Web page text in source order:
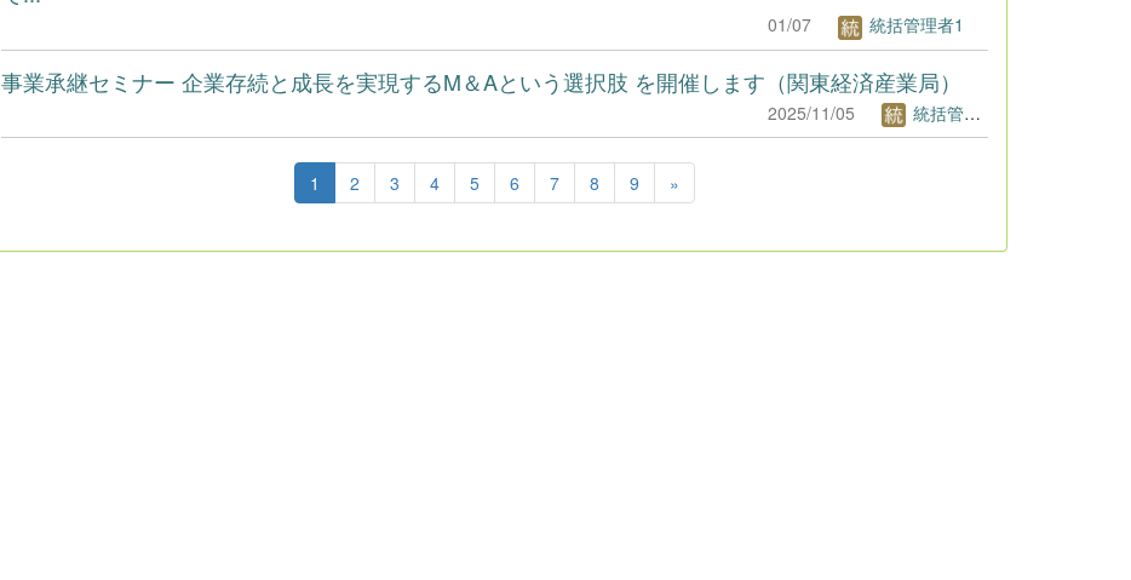
01/07 統括管理者1
事業承継セミナー 企業存続と成長を実現するM＆Aという選択肢 を開催します（関東経済産業局）
2025/11/05 統括管理者1
1 2 3 4 5 6 7 8 9 »